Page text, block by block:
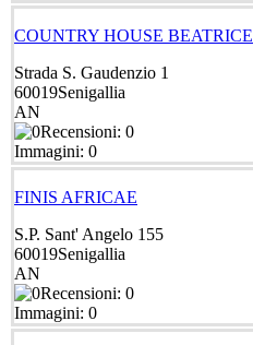
COUNTRY HOUSE BEATRICE
Strada S. Gaudenzio 1
60019Senigallia
AN
Recensioni: 0
Immagini: 0
FINIS AFRICAE
S.P. Sant' Angelo 155
60019Senigallia
AN
Recensioni: 0
Immagini: 0